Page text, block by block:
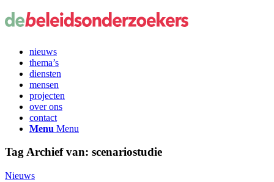
nieuws
thema’s
diensten
mensen
projecten
over ons
contact
Menu Menu
Tag Archief van: scenariostudie
Nieuws